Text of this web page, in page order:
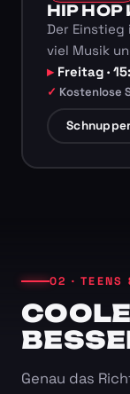
HIP HOP
Der
viel Musik
Freitag ·
Kostenlose
02 · TEENS
Genau das